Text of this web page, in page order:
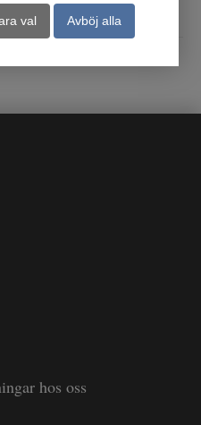
val Avböj alla
Köp
hos oss